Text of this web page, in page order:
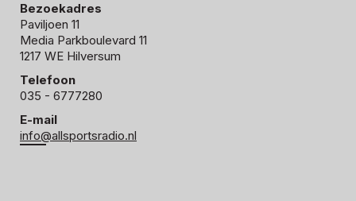
Bezoekadres
Paviljoen 11
Media Parkboulevard 11
1217 WE Hilversum
Telefoon
035 - 6777280
E-mail
info@allsportsradio.nl